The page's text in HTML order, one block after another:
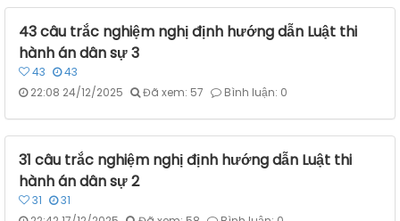
43 câu trắc nghiệm nghị định hướng dẫn Luật thi
hành án dân sự 3
43
43
22:08 24/12/2025
Đã xem: 57 Bình luận: 0
31 câu trắc nghiệm nghị định hướng dẫn Luật thi
hành án dân sự 2
31
31